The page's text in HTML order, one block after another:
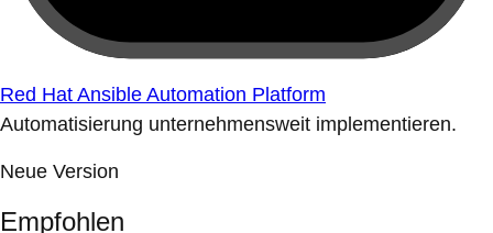
Red Hat Ansible Automation Platform
Automatisierung unternehmensweit implementieren.
Neue Version
Empfohlen